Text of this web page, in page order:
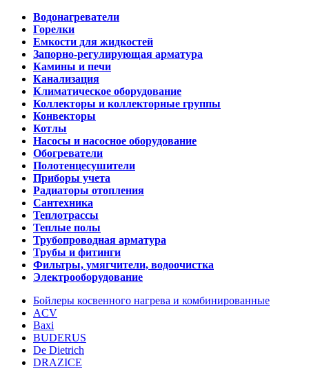
Водонагреватели
Горелки
Емкости для жидкостей
Запорно-регулирующая арматура
Камины и печи
Канализация
Климатическое оборудование
Коллекторы и коллекторные группы
Конвекторы
Котлы
Насосы и насосное оборудование
Обогреватели
Полотенцесушители
Приборы учета
Радиаторы отопления
Сантехника
Теплотрассы
Теплые полы
Трубопроводная арматура
Трубы и фитинги
Фильтры, умягчители, водоочистка
Электрооборудование
Бойлеры косвенного нагрева и комбинированные
ACV
Baxi
BUDERUS
De Dietrich
DRAZICE